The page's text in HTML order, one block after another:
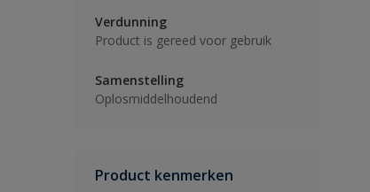
Verdunning
Product is gereed voor gebruik
Samenstelling
Oplosmiddelhoudend
Product kenmerken